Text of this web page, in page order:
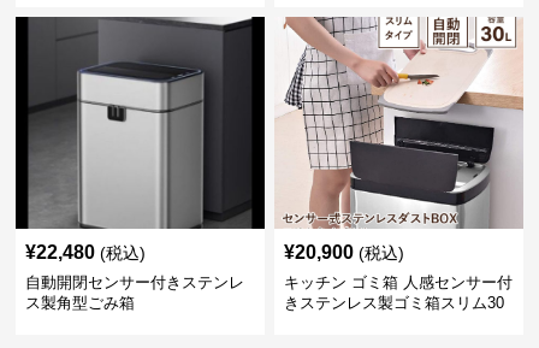
¥22,480 (税込)
自動開閉センサー付きステンレ
ス製角型ごみ箱
¥20,900 (税込)
キッチン ゴミ箱 人感センサー付
きステンレス製ゴミ箱スリム30